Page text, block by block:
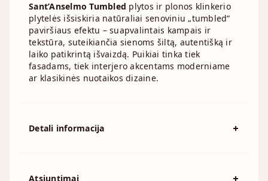
Sant’Anselmo Tumbled plytos ir plonos klinkerio
plytelės išsiskiria natūraliai senoviniu „tumbled“
paviršiaus efektu – suapvalintais kampais ir
tekstūra, suteikiančia sienoms šiltą, autentišką ir
laiko patikrintą išvaizdą. Puikiai tinka tiek
fasadams, tiek interjero akcentams moderniame
ar klasikinės nuotaikos dizaine.
Detali informacija
Išmatavimai
Atsiuntimai